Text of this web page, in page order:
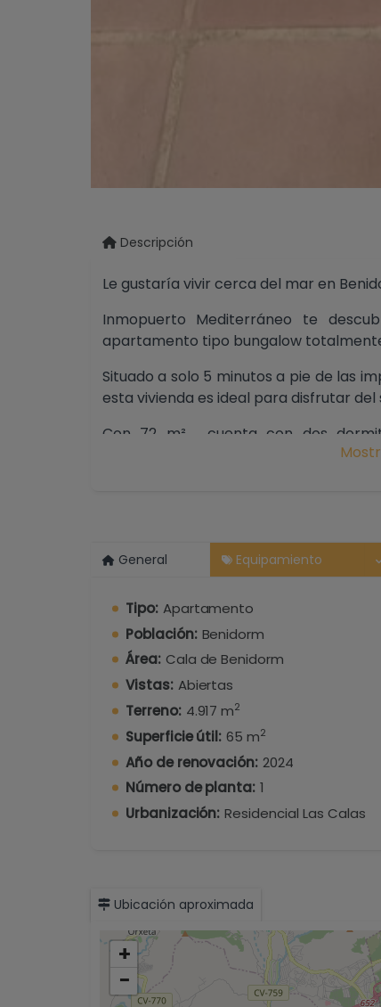
Descripción
Le gustaría vivir cerca del mar en
Inmopuerto Mediterráneo te
apartamento tipo bungalow
Situado a solo 5 minutos a pie de las
esta vivienda es ideal para disfrutar
Con 72 m² , cuenta con dos
empotrados, perfectos para
ambiente luminoso que invita a
práctica, ideal para preparar
El complejo residencial incluye
perfecta para disfrutar de los días
La plaza de parking numerada está
tu día a día.
La orientación sur-oeste garantiza luz
No dejes pasar la oportunidad de
General Equipamiento
Tipo: Apartamento
Población: Benidorm
Área: Cala de Benidorm
Vistas: Abiertas
Terreno: 4.917 m2
Superficie útil: 65 m2
Año de renovación: 2024
Número de planta: 1
Urbanización: Residencial Las Calas
Ubicación aproximada
+
−